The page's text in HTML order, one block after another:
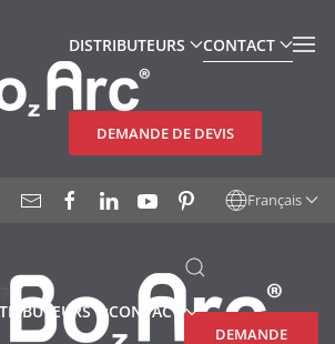
principal
DISTRIBUTEURS CONTACT
DEMANDE DE DEVIS
Français
CONTACT
DEMANDE